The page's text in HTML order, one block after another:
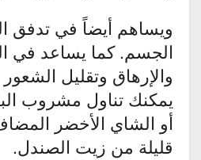
ويساهم أيضاً في تدفق
الجسم. كما يساعد في
والإرهاق وتقليل
يمكنك تناول مشروب
أو الشاي الأخضر
قليلة من زيت الصندل.